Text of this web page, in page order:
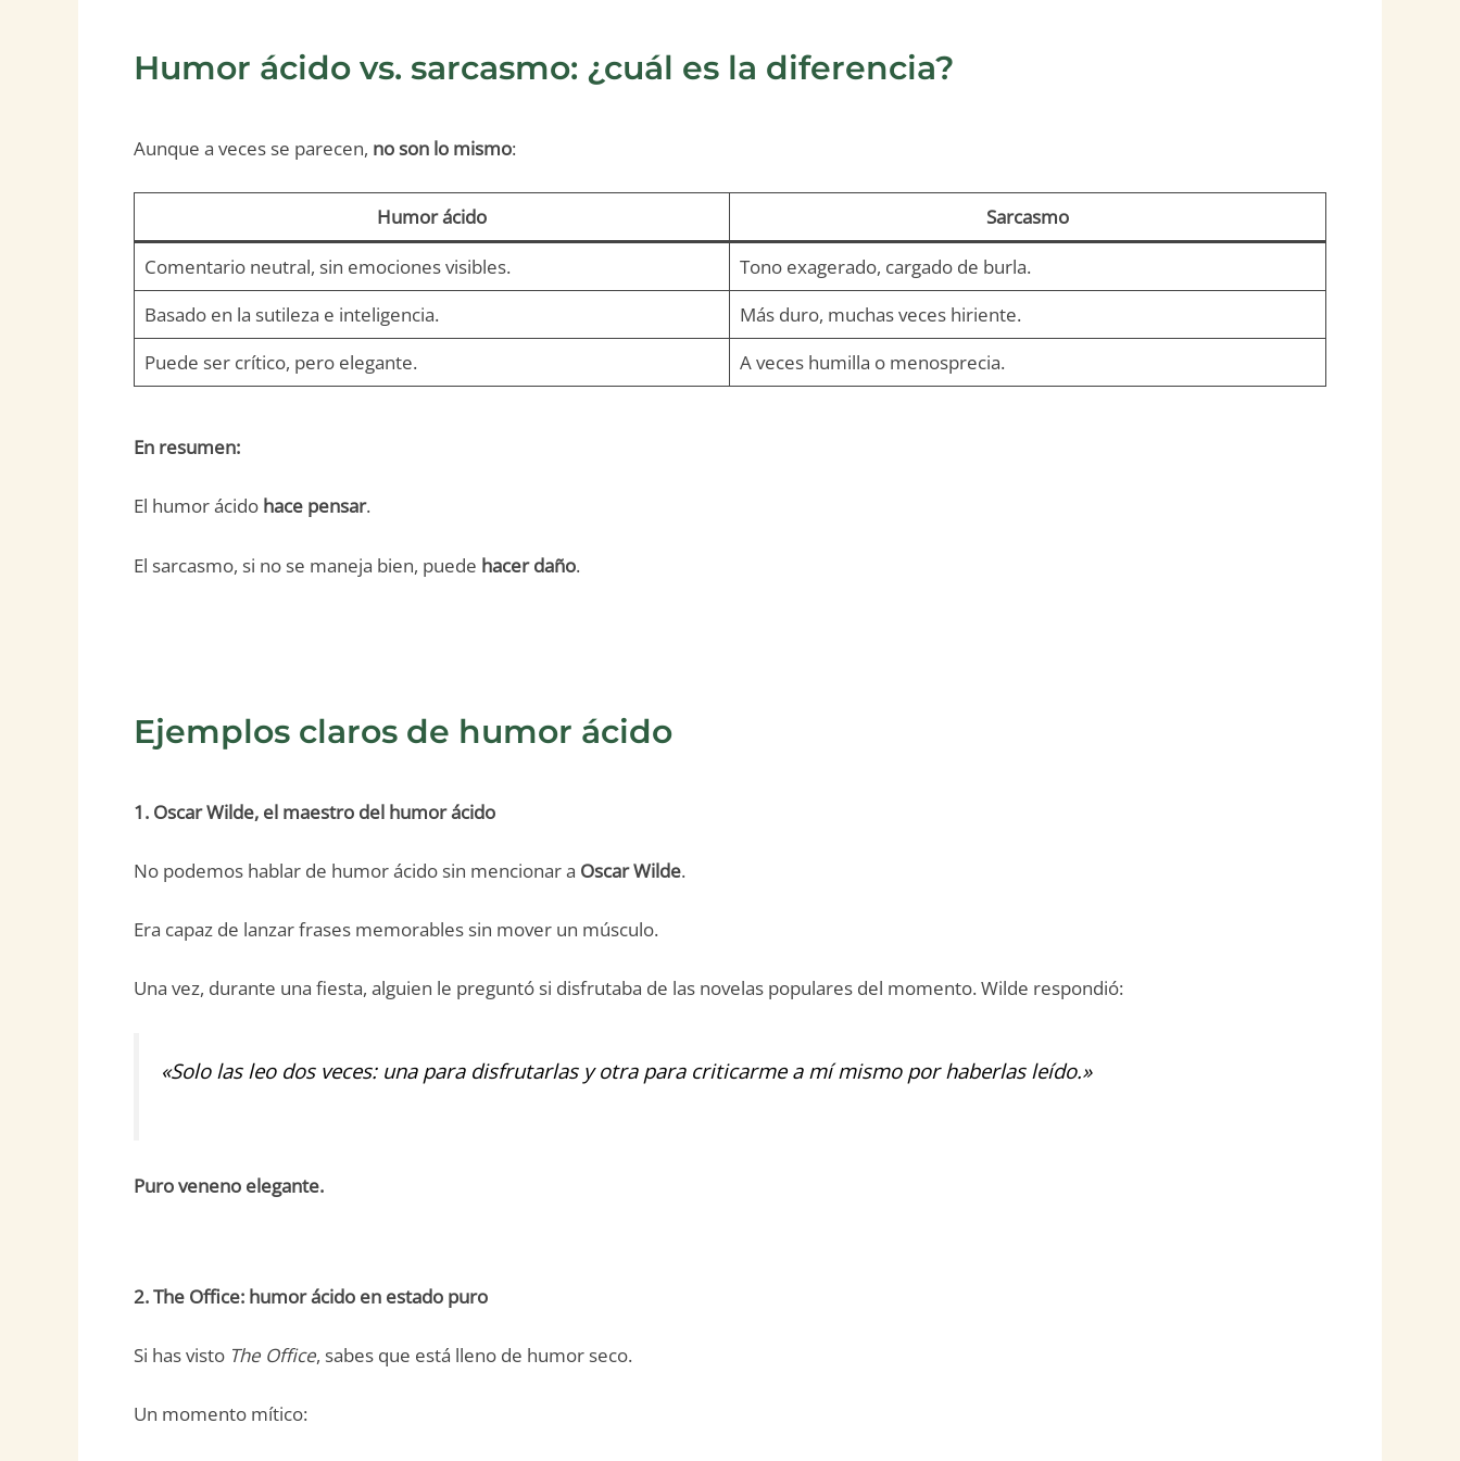
Humor ácido vs. sarcasmo: ¿cuál es la diferencia?
Aunque a veces se parecen, no son lo mismo:
Humor ácido
Sarcasmo
Comentario neutral, sin emociones visibles.
Tono exagerado, cargado de burla.
Basado en la sutileza e inteligencia.
Más duro, muchas veces hiriente.
Puede ser crítico, pero elegante.
A veces humilla o menosprecia.
En resumen:
El humor ácido hace pensar.
El sarcasmo, si no se maneja bien, puede hacer daño.
Ejemplos claros de humor ácido
1. Oscar Wilde, el maestro del humor ácido
No podemos hablar de humor ácido sin mencionar a Oscar Wilde.
Era capaz de lanzar frases memorables sin mover un músculo.
Una vez, durante una fiesta, alguien le preguntó si disfrutaba de las novelas populares del momento. Wilde respondió:
«Solo las leo dos veces: una para disfrutarlas y otra para criticarme a mí mismo por haberlas leído.»
Puro veneno elegante.
2. The Office: humor ácido en estado puro
Si has visto The Office, sabes que está lleno de humor seco.
Un momento mítico: